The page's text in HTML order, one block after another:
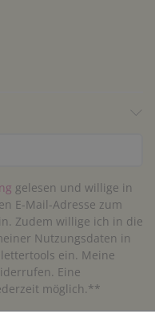
gelesen und willige in
E-Mail-Adresse zum
Zudem willige ich in die
Nutzungsdaten in
ein. Meine
Eine
möglich.**